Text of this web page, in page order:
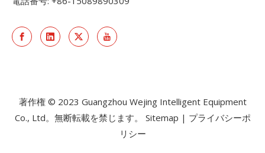
著作権 © 2023 Guangzhou Wejing Intelligent Equipment
Co., Ltd。無断転載を禁じます。 Sitemap | プライバシーポ
リシー